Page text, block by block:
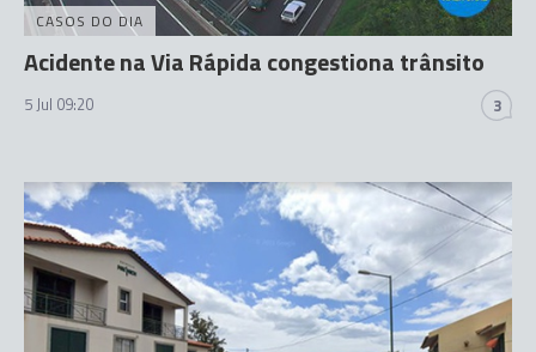
CASOS DO DIA
Acidente na Via Rápida congestiona trânsito
5 Jul 09:20 3